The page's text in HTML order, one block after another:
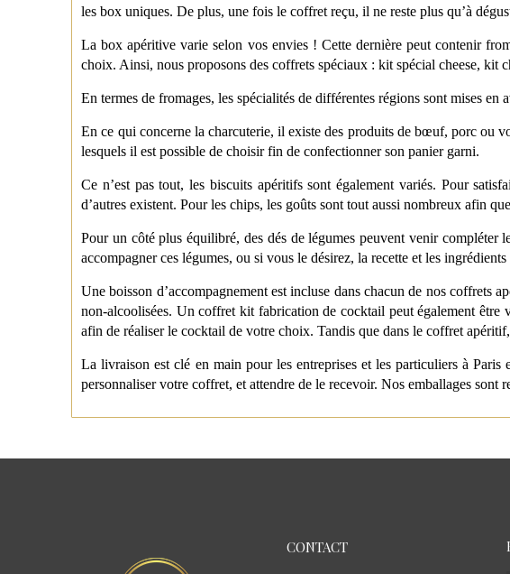
les box uniques. De plus, une fois le coffret reçu, il ne reste plus qu’à
La box apéritive varie selon vos envies ! Cette dernière peut contenir
choix. Ainsi, nous proposons des coffrets spéciaux : kit spécial cheese,
En termes de fromages, les spécialités de différentes régions sont mises
En ce qui concerne la charcuterie, il existe des produits de bœuf, porc ou
lesquels il est possible de choisir fin de confectionner son panier garni.
Ce n’est pas tout, les biscuits apéritifs sont également variés. Pour
d’autres existent. Pour les chips, les goûts sont tout aussi nombreux afin
Pour un côté plus équilibré, des dés de légumes peuvent venir
accompagner ces légumes, ou si vous le désirez, la recette et les
Une boisson d’accompagnement est incluse dans chacun de nos
non-alcoolisées. Un coffret kit fabrication decocktail peut également être
afin de réaliser le cocktail de votre choix. Tandis que dans le coffret
La livraison est clé en main pour les entreprises et les particuliers à Paris
personnaliser votre coffret, et attendre de le recevoir. Nos emballages sont
CONTACT